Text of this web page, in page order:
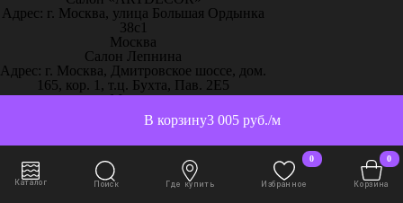
3 005 руб./м
В корзину
Адрес: г. Москва, улица Большая Ордынка
38с1
Москва
Салон Лепнина
Адрес: г. Москва, Дмитровское шоссе, дом.
165, кор. 1, т.ц. Бухта, Пав. 2Е5
Москва
Салон – Лепнина у Милы
Адрес: г. Москва, ТРК
«ЭлитСтройМатериалы», 51-й км МКАД
пос. Заречье, ул.Торговая, с.2, 1 этаж,
павильон С13
Москва
Каталог Поиск Где купить
0
Избранное
0
Корзина